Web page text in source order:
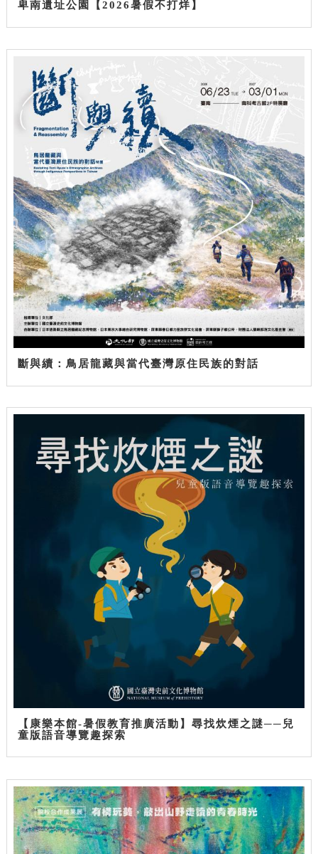
卑南遺址公園【2026暑假不打烊】
斷與續：鳥居龍藏與當代臺灣原住民族的對話
【康樂本館-暑假教育推廣活動】尋找炊煙之謎──兒
童版語音導覽趣探索